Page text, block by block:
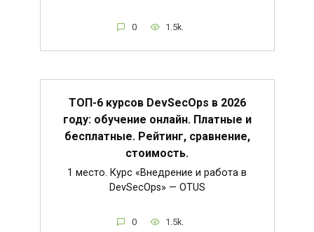
0 1.5k.
ТОП-6 курсов DevSecOps в 2026
году: обучение онлайн. Платные и
бесплатные. Рейтинг, сравнение,
стоимость.
1 место. Курс «Внедрение и работа в
DevSecOps» — OTUS
0 1.5k.